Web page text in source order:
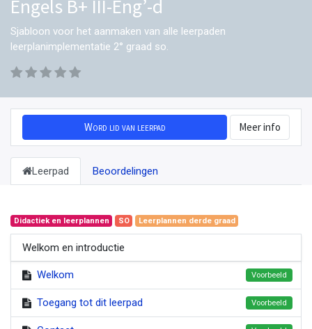
Engels B+ III-Eng’-d
Sjabloon voor het aanmaken van alle leerpaden
leerplanimplementatie 2° graad so.
Word lid van leerpad Meer info
Leerpad Beoordelingen
Didactiek en leerplannen SO Leerplannen derde graad
Welkom en introductie
Welkom Voorbeeld
Toegang tot dit leerpad Voorbeeld